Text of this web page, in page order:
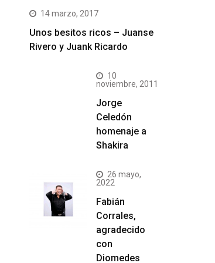
14 marzo, 2017
Unos besitos ricos – Juanse
Rivero y Juank Ricardo
10
noviembre, 2011
Jorge
Celedón
homenaje a
Shakira
26 mayo,
2022
Fabián
Corrales,
agradecido
con
Diomedes